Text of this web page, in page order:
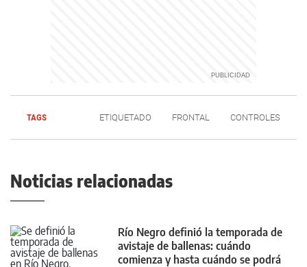
TAGS ETIQUETADO FRONTAL CONTROLES
Noticias relacionadas
Río Negro definió la temporada de
avistaje de ballenas: cuándo
comienza y hasta cuándo se podrá